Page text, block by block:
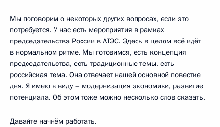
Мы поговорим о некоторых других вопросах, если это
потребуется. У нас есть мероприятия в рамках
председательства России в АТЭС. Здесь в целом всё идёт
в нормальном ритме. Мы готовимся, есть концепция
председательства, есть традиционные темы, есть
российская тема. Она отвечает нашей основной повестке
дня. Я имею в виду – модернизация экономики, развитие
потенциала. Об этом тоже можно несколько слов сказать.
Давайте начнём работать.